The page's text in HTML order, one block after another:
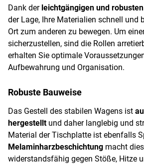
Dank der leichtgängigen und
der Lage, Ihre Materialien schnell und
Ort zum anderen zu bewegen. Um
sicherzustellen, sind die Rollen
erhalten Sie optimale
Aufbewahrung und Organisation.
Robuste Bauweise
Das Gestell des stabilen Wagens ist
hergestelltund daher langlebig und
Material der Tischplatte ist ebenfalls
Melaminharzbeschichtung macht
widerstandsfähig gegen Stöße, Hitze